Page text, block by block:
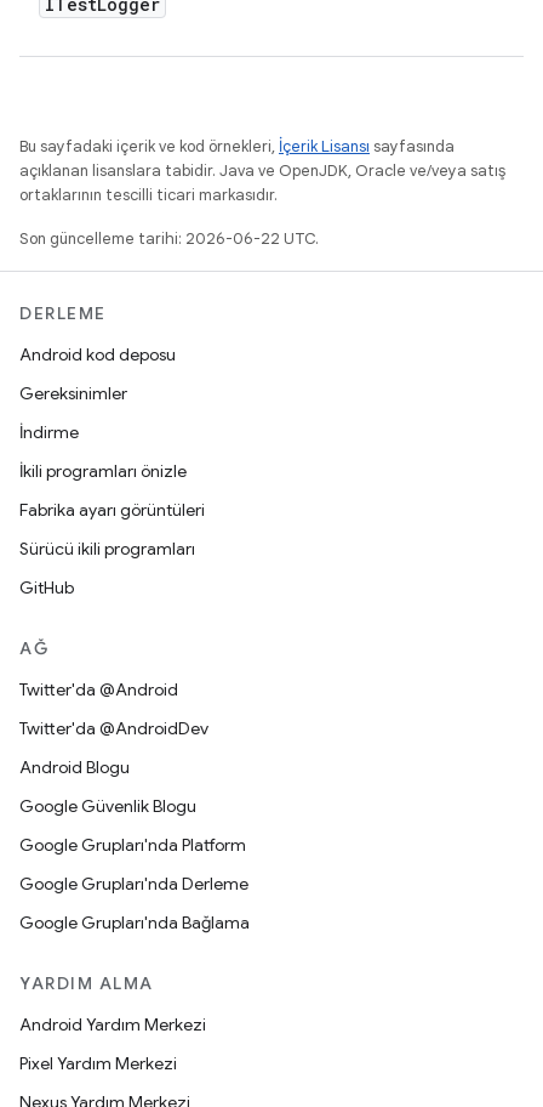
Bu sayfadaki içerik ve kod örnekleri, İçerik Lisansı sayfasında
açıklanan lisanslara tabidir. Java ve OpenJDK, Oracle ve/veya satış
ortaklarının tescilli ticari markasıdır.
Son güncelleme tarihi: 2026-06-22 UTC.
DERLEME
Android kod deposu
Gereksinimler
İndirme
İkili programları önizle
Fabrika ayarı görüntüleri
Sürücü ikili programları
GitHub
AĞ
Twitter'da @Android
Twitter'da @AndroidDev
Android Blogu
Google Güvenlik Blogu
Google Grupları'nda Platform
Google Grupları'nda Derleme
Google Grupları'nda Bağlama
YARDIM ALMA
Android Yardım Merkezi
Pixel Yardım Merkezi
Nexus Yardım Merkezi